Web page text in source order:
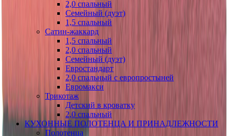
2,0 спальный
Семейный (дуэт)
1,5 спальный
Сатин-жаккард
1,5 спальный
2,0 спальный
Семейный (дуэт)
Евростандарт
2,0 спальный с европростыней
Евромакси
Трикотаж
Детский в кроватку
2,0 спальный
КУХОННЫЕ ПОЛОТЕНЦА И ПРИНАДЛЕЖНОСТИ
Полотенца